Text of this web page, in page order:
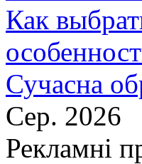
Как
Сучасна
Сер. 2026
Рекламні